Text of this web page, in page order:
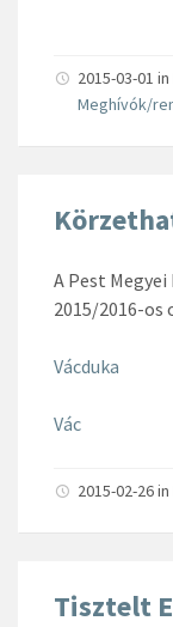
2015-03-01 in
Meghívók/
A Pest
2015/2016-
Vácduka
Vác
2015-02-26in
Tisztelt